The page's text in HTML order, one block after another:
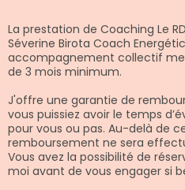
La prestation de Coaching Le
Séverine Birota Coach
accompagnement collectif
de 3 mois minimum.
J'offre une garantie de
vous puissiez avoir le temps
pour vous ou pas. Au-delà de
remboursement ne sera
Vous avez la possibilité de
moi avant de vous engager si